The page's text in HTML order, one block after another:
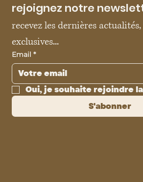
rejoignez notre
recevez les dernières
exclusives...
Email *
Oui, je souhaite rejoindre
S'abonner